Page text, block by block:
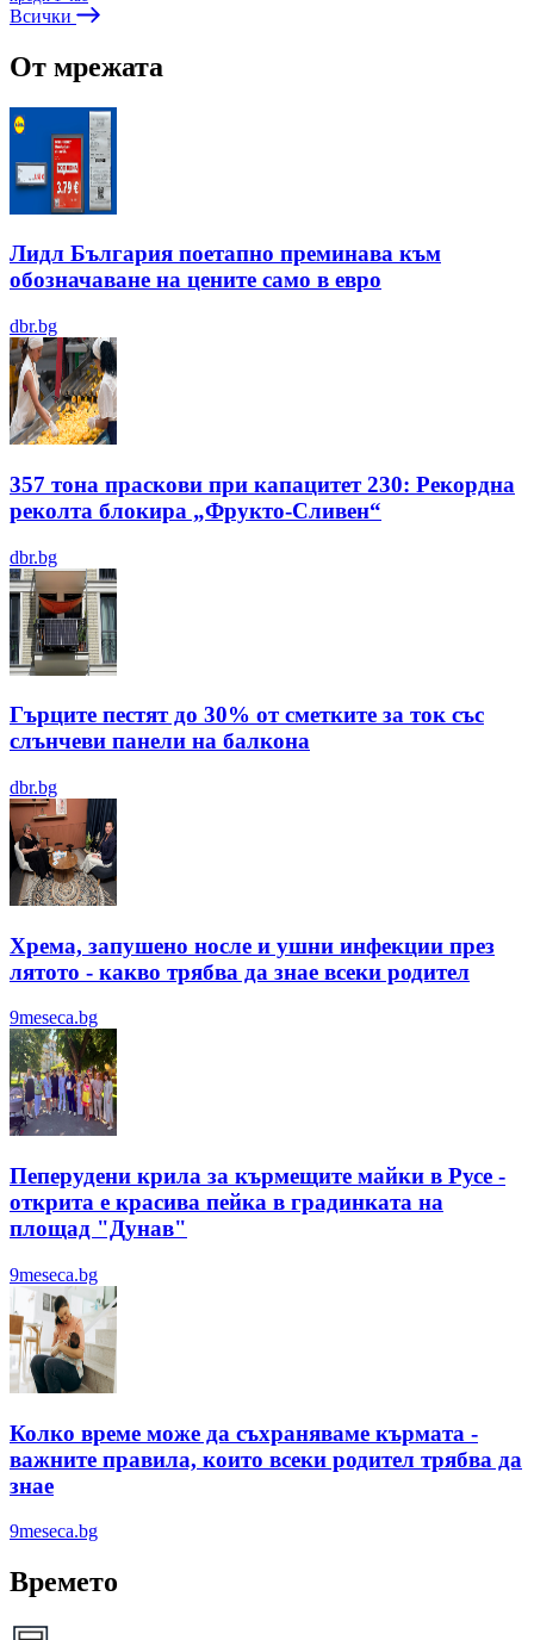
Всички
От мрежата
Лидл България поетапно преминава към
обозначаване на цените само в евро
dbr.bg
357 тона праскови при капацитет 230: Рекордна
реколта блокира „Фрукто-Сливен“
dbr.bg
Гърците пестят до 30% от сметките за ток със
слънчеви панели на балкона
dbr.bg
Хрема, запушено носле и ушни инфекции през
лятотo - какво трябва да знае всеки родител
9meseca.bg
Пеперудени крила за кърмещите майки в Русе -
открита е красива пейка в градинката на
площад "Дунав"
9meseca.bg
Колко време може да съхраняваме кърмата -
важните правила, които всеки родител трябва да
знае
9meseca.bg
Времето